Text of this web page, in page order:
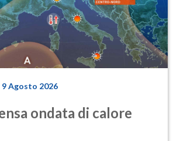
9 Agosto 2026
ondata di calore